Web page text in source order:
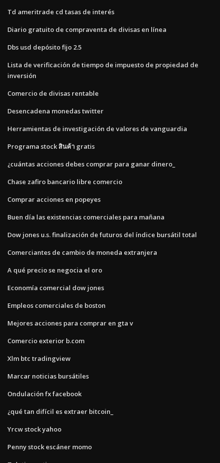
Td ameritrade cd tasas de interés
Diario gratuito de compraventa de divisas en línea
Dbs usd depósito fijo 2.5
Lista de verificación de tiempo de impuesto de propiedad de
inversión
Comercio de divisas rentable
Desencadena monedas twitter
Herramientas de investigación de valores de vanguardia
Programa stock สินค้า gratis
¿cuántas acciones debes comprar para ganar dinero_
Chase zafiro bancario libre comercio
Comprar acciones en popeyes
Buen día las existencias comerciales para mañana
Dow jones u.s. finalización de futuros del índice bursátil total
Comerciantes de cambio de moneda extranjera
A qué precio se negocia el oro
Economía comercial dow jones
Empleos comerciales de boston
Mejores acciones para comprar en gta v
Comercio exterior b.com
Xlm btc tradingview
Marcar noticias bursátiles
Ondulación fx facebook
¿qué tan difícil es extraer bitcoin_
Yrcw stock yahoo
Penny stock escáner momo